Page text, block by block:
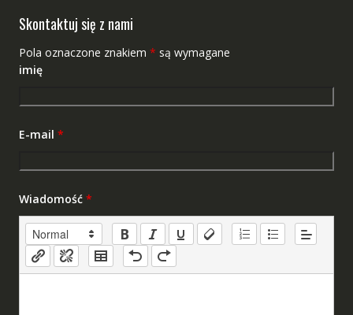
Skontaktuj się z nami
Pola oznaczone znakiem * są wymagane
imię
E-mail *
Wiadomość *